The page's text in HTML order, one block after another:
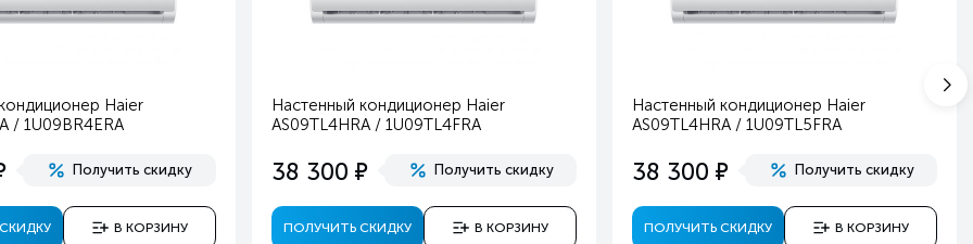
256
Охлаждение и обогрев
Есть
Есть
Haier
/ 1U09BR4ERA
Получить скидку
В КОРЗИНУ
Настенный кондиционер Haier
AS09TL4HRA / 1U09TL4FRA
38 300 е Получить скидку
ПОЛУЧИТЬ СКИДКУ В КОРЗИНУ
Настенный кондиционер Haier
AS09TL4HRA / 1U09TL5FRA
38 300 е Получить скидку
ПОЛУЧИТЬ СКИДКУ В КОРЗИНУ